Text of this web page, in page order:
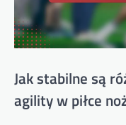
Jak stabilne są
agility w piłce